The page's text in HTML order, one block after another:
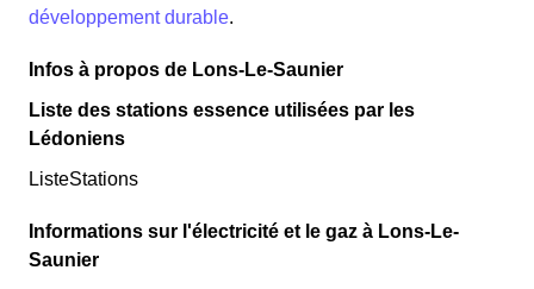
développement durable.
Infos à propos de Lons-Le-Saunier
Liste des stations essence utilisées par les
Lédoniens
ListeStations
Informations sur l'électricité et le gaz à Lons-Le-
Saunier